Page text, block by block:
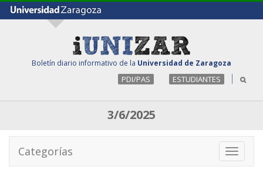
Boletín diario informativo de la Universidad de Zaragoza
PDI/PAS ESTUDIANTES
3/6/2025
Toggle
Categorías